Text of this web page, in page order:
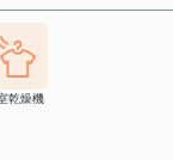
乾燥機